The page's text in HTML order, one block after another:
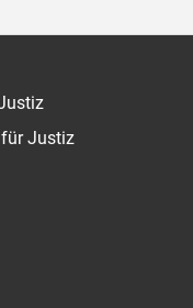
Justiz